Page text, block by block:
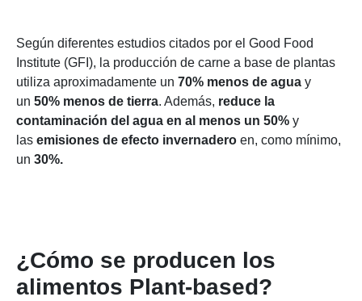
Según diferentes estudios citados por el Good Food
Institute (GFI), la producción de carne a base de plantas
utiliza aproximadamente un 70% menos de agua y
un 50% menos de tierra. Además, reduce la
contaminación del agua en al menos un 50% y
las emisiones de efecto invernadero en, como mínimo,
un 30%.
¿Cómo se producen los
alimentos Plant-based?